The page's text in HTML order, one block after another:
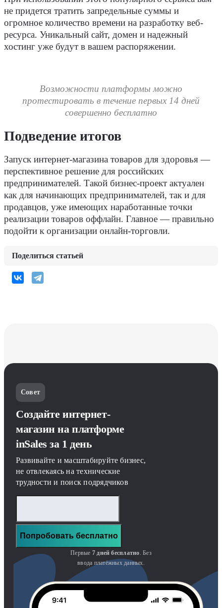
не придется тратить запредельные суммы и
огромное количество времени на разработку веб-
ресурса. Уникальный сайт, домен и надежный
хостинг уже будут в вашем распоряжении.
Возможности платформы можно
протестировать в течение первых 14 дней
совершенно бесплатно
Подведение итогов
Запуск интернет-магазина товаров для здоровья —
перспективное решение для российских
предпринимателей. Такой бизнес-проект актуален
как для начинающих предпринимателей, так и для
продавцов, уже имеющих наработанные точки
реализации товаров оффлайн. Главное — правильно
подойти к организации онлайн-торговли.
Поделиться статьей
Совет
Создайте интернет-
магазин на платформе
inSales за 1 день
Развивайте и масштабируйте бизнес,
не отвлекаясь на технические
трудности и поиск подрядчиков
Попробовать бесплатно
Первые 7 дней бесплатно. Без
ввода платёжных данных.